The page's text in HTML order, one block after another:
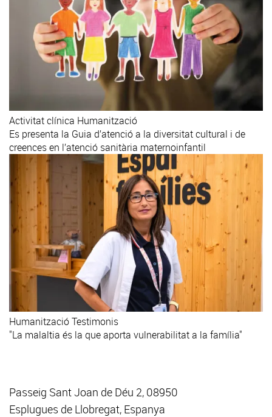
Activitat clínica Humanització
Es presenta la Guia d’atenció a la diversitat cultural i de
creences en l’atenció sanitària maternoinfantil
HumanitzacióTestimonis
"La malaltia és la que aporta vulnerabilitat a la família"
Passeig Sant Joan de Déu 2, 08950
Esplugues de Llobregat, Espanya